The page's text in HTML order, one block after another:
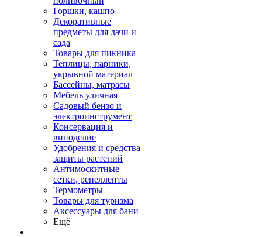
Горшки, кашпо
Декоративные
предметы для дачи и
сада
Товары для пикника
Теплицы, парники,
укрывной материал
Бассейны, матрасы
Мебель уличная
Садовый бензо и
электроинструмент
Консервация и
виноделие
Удобрения и средства
защиты растений
Антимоскитные
сетки, репелленты
Термометры
Товары для туризма
Аксессуары для бани
Ещё